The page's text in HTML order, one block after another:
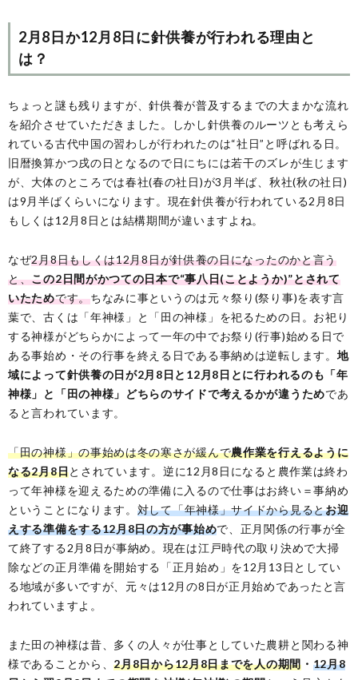
2月8日か12月8日に針供養が行われる理由と
は？
ちょっと謎も残りますが、針供養が普及するまでの大まかな流れ
を紹介させていただきました。しかし針供養のルーツとも考えら
れている古代中国の習わしが行われたのは“社日”と呼ばれる日。
旧暦換算かつ戌の日となるので日にちには若干のズレが生じます
が、大体のところでは春社(春の社日)が3月半ば、秋社(秋の社日)
は9月半ばくらいになります。現在針供養が行われている2月8日
もしくは12月8日とは結構期間が違いますよね。
なぜ2月8日もしくは12月8日が針供養の日になったのかと言う
と、この2日間がかつての日本で“事八日(ことようか)”とされて
いたためです。ちなみに事というのは元々祭り(祭り事)を表す言
葉で、古くは「年神様」と「田の神様」を祀るための日。お祀り
する神様がどちらかによって一年の中でお祭り(行事)始める日で
ある事始め・その行事を終える日である事納めは逆転します。 地
域によって針供養の日が2月8日と12月8日とに行われるのも「年
神様」と「田の神様」どちらのサイドで考えるかが違うためであ
ると言われています。
「田の神様」の事始めは冬の寒さが緩んで農作業を行えるように
なる2月8日とされています。逆に12月8日になると農作業は終わ
って年神様を迎えるための準備に入るので仕事はお終い＝事納め
ということになります。 対して「年神様」サイドから見るとお迎
えする準備をする12月8日の方が事始めで、正月関係の行事が全
て終了する2月8日が事納め。現在は江戸時代の取り決めで大掃
除などの正月準備を開始する「正月始め」を12月13日としてい
る地域が多いですが、元々は12月の8日が正月始めであったと言
われていますよ。
また田の神様は昔、多くの人々が仕事としていた農耕と関わる神
様であることから、2月8日から12月8日までを人の期間・ 12月8